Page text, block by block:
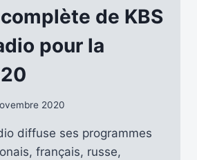
de KBS
pour la
2020
diffuse ses programmes
français, russe,